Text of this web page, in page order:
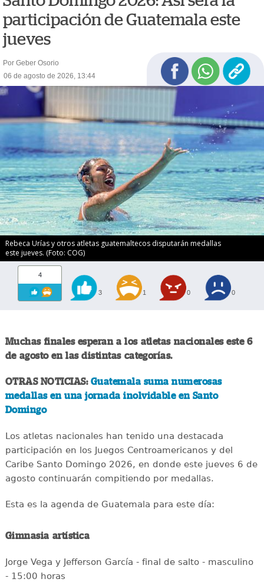
participación de Guatemala este
jueves
Por Geber Osorio
06 de agosto de 2026, 13:44
Rebeca Urías y otros atletas guatemaltecos disputarán medallas
este jueves. (Foto: COG)
4
3 1 0 0
Muchas finales esperan a los atletas nacionales este 6
de agosto en las distintas categorías.
OTRAS NOTICIAS: Guatemala suma numerosas
medallas en una jornada inolvidable en Santo
Domingo
Los atletas nacionales han tenido una destacada
participación en los Juegos Centroamericanos y del
Caribe Santo Domingo 2026, en donde este jueves 6 de
agosto continuarán compitiendo por medallas.
Esta es la agenda de Guatemala para este día:
Gimnasia artística
Jorge Vega y Jefferson García - final de salto - masculino
- 15:00 horas